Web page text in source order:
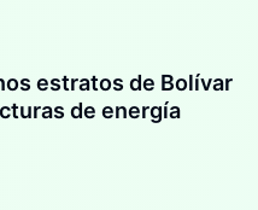
estratos de Bolívar
de energía